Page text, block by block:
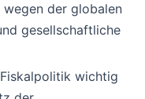
wegen der globalen
gesellschaftliche
wichtig